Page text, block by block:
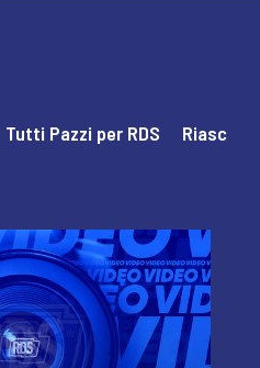
Tutti Pazzi per RDS Riascolta